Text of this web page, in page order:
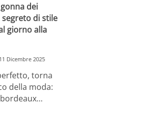
dei
segreto di stile
giorno alla
11 Dicembre 2025
torna
della moda: